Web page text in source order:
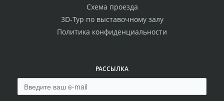
Схема проезда
3D-Тур по выставочному залу
Политика конфиденциальности
РАССЫЛКА